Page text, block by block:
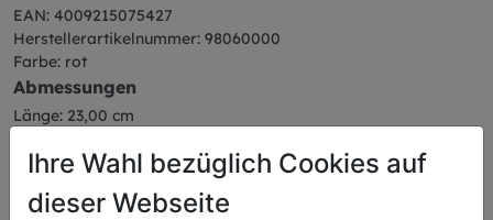
EAN: 4009215075427
Herstellerartikelnummer: 98060000
Farbe: rot
Abmessungen
Länge: 23,00 cm
Höhe: 16,00 cm
Ihre Wahl bezüglich Cookies auf
dieser Webseite